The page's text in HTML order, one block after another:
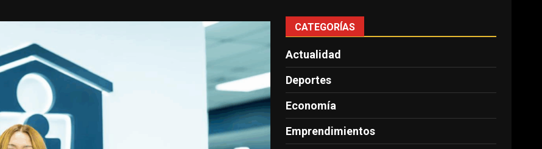
CATEGORÍAS
Actualidad
Deportes
Economía
Emprendimientos